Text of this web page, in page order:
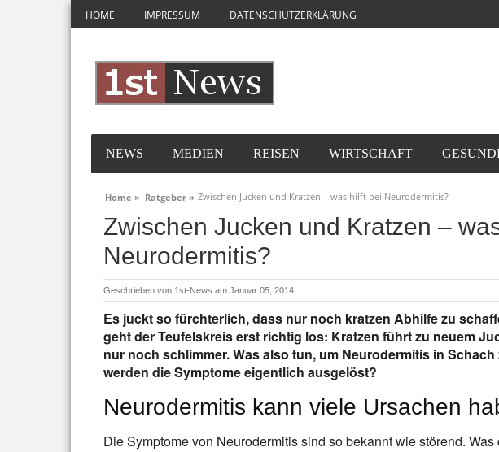
HOME IMPRESSUM DATENSCHUTZERKLÄRUNG
NEWS MEDIEN REISEN WIRTSCHAFT
Home » Ratgeber » Zwischen Jucken und Kratzen – was hilft bei Neurodermitis?
Zwischen Jucken und Kratzen –
Neurodermitis?
Geschrieben von 1st-News am Januar 05, 2014
Es juckt so fürchterlich, dass nur noch kratzen Abhilfe zu
geht der Teufelskreis erst richtig los: Kratzen führt zu neuem
nur noch schlimmer. Was also tun, um Neurodermitis in
werden die Symptome eigentlich ausgelöst?
Neurodermitis kann viele Ursachen
Die Symptome von Neurodermitis sind so bekannt wie störend.